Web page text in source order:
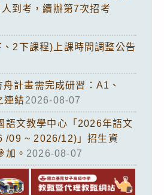
到考，續辦第7次招考
2下課程)上課時間調整公告
計畫需完成研習：A1、
連結2026-08-07
語文教學中心「2026年語文
/09 ~ 2026/12)」招生資
加。 2026-08-07